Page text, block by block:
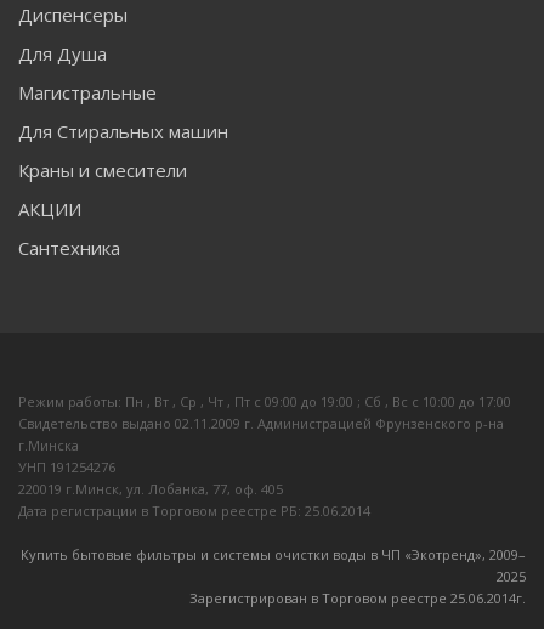
Диспенсеры
Для Душа
Магистральные
Для Стиральных машин
Краны и смесители
АКЦИИ
Сантехника
Режим работы: Пн , Вт , Ср , Чт , Пт c 09:00 до 19:00 ; Сб , Вс c 10:00 до 17:00
Свидетельство выдано 02.11.2009 г. Администрацией Фрунзенского р-на
г.Минска
УНП 191254276
220019 г.Минск, ул. Лобанка, 77, оф. 405
Дата регистрации в Торговом реестре РБ: 25.06.2014
Купить бытовые фильтры и системы очистки воды в ЧП «Экотренд», 2009–
2025
Зарегистрирован в Торговом реестре 25.06.2014г.